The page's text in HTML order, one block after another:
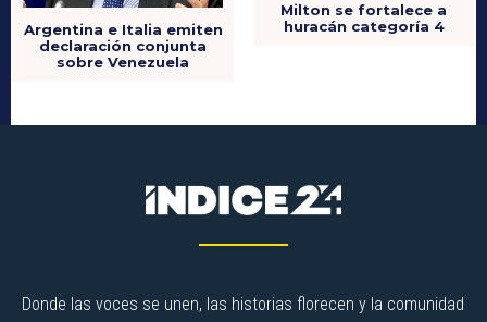
Argentina e Italia emiten
declaración conjunta
sobre Venezuela
Milton se fortalece a
huracán categoría 4
Donde las voces se unen, las historias florecen y la comunidad